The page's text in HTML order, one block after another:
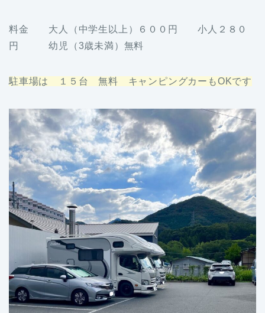
料金 大人（中学生以上）６００円 小人２８０
円 幼児（3歳未満）無料
駐車場は １５台 無料 キャンピングカーもOKです